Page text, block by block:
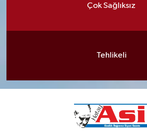
Çok Sağlıksız
Tehlikeli